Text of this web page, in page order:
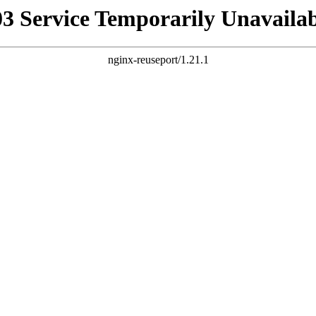
Service Temporarily
nginx-reuseport/1.21.1